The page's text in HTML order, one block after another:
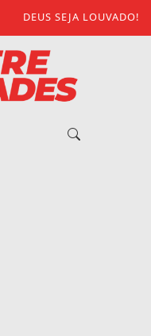
DEUS SEJA LOUVADO!